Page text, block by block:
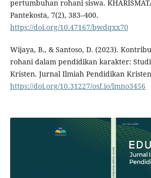
pertumbuhan rohani siswa.
Pantekosta, 7(2), 383–400.
https://doi.org/10.47167/bwdqxx70
Wijaya, B., & Santoso, D. (2023).
rohani dalam pendidikan karakter: Studi
Kristen. Jurnal Ilmiah Pendidikan
https://doi.org/10.31227/osf.io/lmno3456